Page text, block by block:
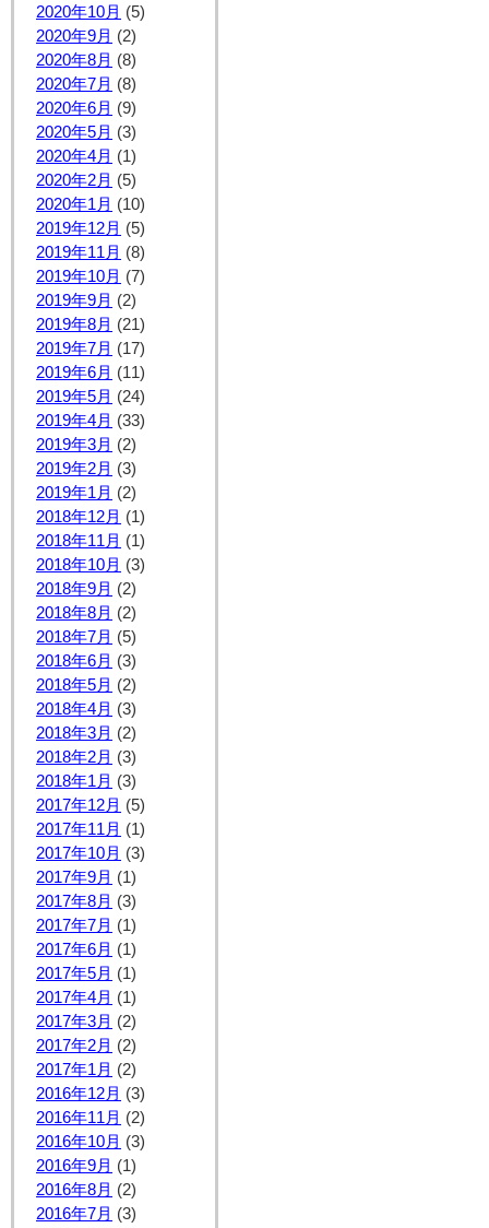
2020年10月 (5)
2020年9月 (2)
2020年8月 (8)
2020年7月 (8)
2020年6月 (9)
2020年5月 (3)
2020年4月 (1)
2020年2月 (5)
2020年1月 (10)
2019年12月 (5)
2019年11月 (8)
2019年10月 (7)
2019年9月 (2)
2019年8月 (21)
2019年7月 (17)
2019年6月 (11)
2019年5月 (24)
2019年4月 (33)
2019年3月 (2)
2019年2月 (3)
2019年1月 (2)
2018年12月 (1)
2018年11月 (1)
2018年10月 (3)
2018年9月 (2)
2018年8月 (2)
2018年7月 (5)
2018年6月 (3)
2018年5月 (2)
2018年4月 (3)
2018年3月 (2)
2018年2月 (3)
2018年1月 (3)
2017年12月 (5)
2017年11月 (1)
2017年10月 (3)
2017年9月 (1)
2017年8月 (3)
2017年7月 (1)
2017年6月 (1)
2017年5月 (1)
2017年4月 (1)
2017年3月 (2)
2017年2月 (2)
2017年1月 (2)
2016年12月 (3)
2016年11月 (2)
2016年10月 (3)
2016年9月 (1)
2016年8月 (2)
2016年7月 (3)